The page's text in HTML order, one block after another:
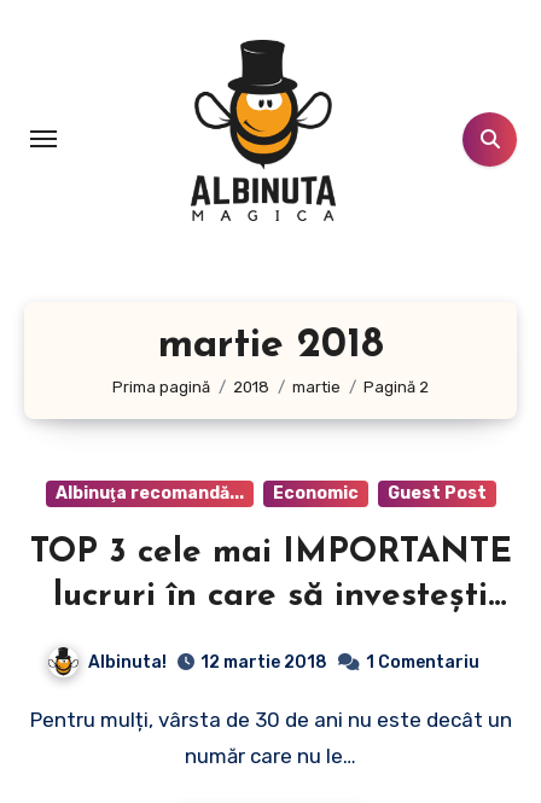
martie 2018
Prima pagină 2018 martie Pagină 2
Albinuţa recomandă... Economic Guest Post
TOP 3 cele mai IMPORTANTE
lucruri în care să investești
după vârsta de 30 de ani
Albinuta! 12 martie 2018 1 Comentariu
Pentru mulți, vârsta de 30 de ani nu este decât un
număr care nu le…